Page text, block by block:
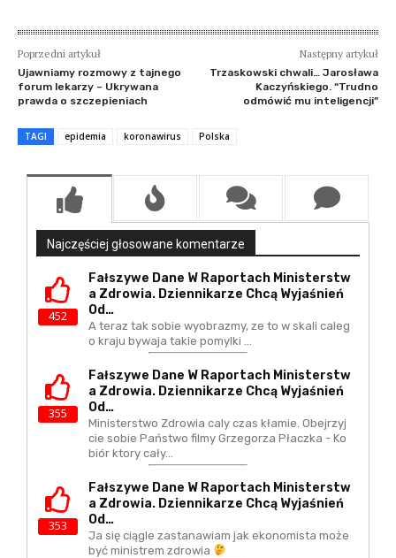
Poprzedni artykuł
Ujawniamy rozmowy z tajnego
forum lekarzy – Ukrywana
prawda o szczepieniach
Następny artykuł
Trzaskowski chwali… Jarosława
Kaczyńskiego. “Trudno
odmówić mu inteligencji”
TAGI epidemia koronawirus Polska
Najczęściej głosowane komentarze
452
Fałszywe Dane W Raportach Ministerstw
A Zdrowia. Dziennikarze Chcą Wyjaśnień
Od…
A teraz tak sobie wyobrazmy, ze to w skali caleg
o kraju bywaja takie pomylki ...
355
Fałszywe Dane W Raportach Ministerstw
A Zdrowia. Dziennikarze Chcą Wyjaśnień
Od…
Ministerstwo Zdrowia caly czas kłamie. Obejrzyj
cie sobie Państwo filmy Grzegorza Płaczka - Ko
biór ktory cały…
353
Fałszywe Dane W Raportach Ministerstw
A Zdrowia. Dziennikarze Chcą Wyjaśnień
Od…
Ja się ciągle zastanawiam jak ekonomista może
być ministrem zdrowia